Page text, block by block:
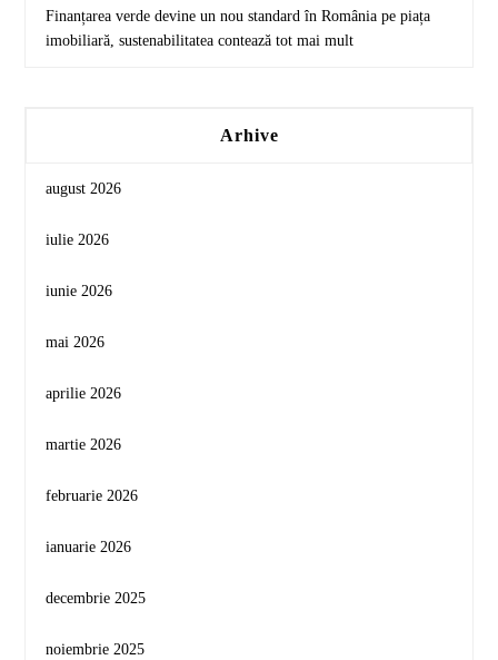
Finanțarea verde devine un nou standard în România pe piața
imobiliară, sustenabilitatea contează tot mai mult
Arhive
august 2026
iulie 2026
iunie 2026
mai 2026
aprilie 2026
martie 2026
februarie 2026
ianuarie 2026
decembrie 2025
noiembrie 2025